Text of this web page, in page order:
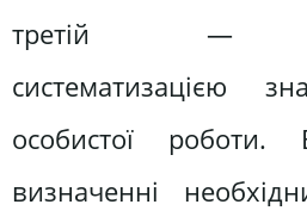
третій —
систематизацією
особистої
визначенні